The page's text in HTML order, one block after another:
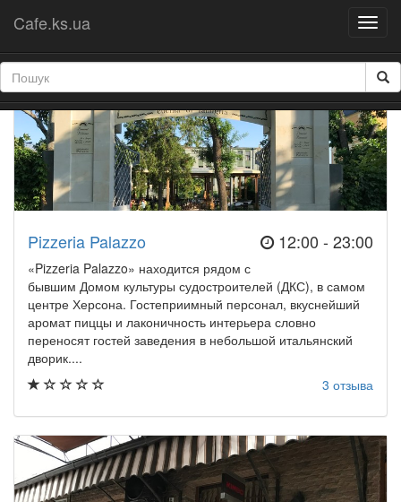
Cafe.ks.ua
Кафе Піцерії
12:00 - 23:00
Pizzeria Palazzo
«Pizzeria Palazzo» находится рядом с
бывшим Домом культуры судостроителей (ДКС), в самом
центре Херсона. Гостеприимный персонал, вкуснейший
аромат пиццы и лаконичность интерьера словно
переносят гостей заведения в небольшой итальянский
дворик....
3 отзыва